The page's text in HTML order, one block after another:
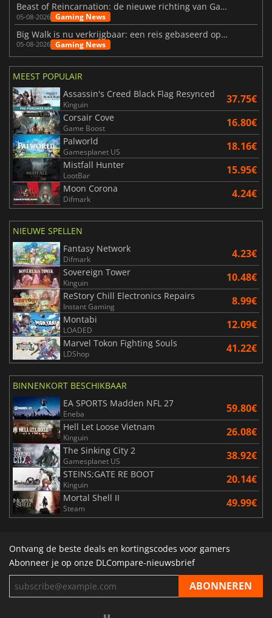
Beast of Reincarnation: de nieuwe richting van Game Freak
05-08-2026 Gaming News
Big Walk is nu verkrijgbaar: een reis gebaseerd op vriendschap
05-08-2026 Gaming News
MEEST POPULAIR
Assassin's Creed Black Flag Resynced
Kinguin 37.75€
Corsair Cove
Game Boost 16.80€
Palworld
Gamesplanet US 18.16€
Mistfall Hunter
LootBar 15.95€
Moon Corona
Difmark 4.24€
NIEUWE SPELLEN
Fantasy Network
Difmark 4.23€
Sovereign Tower
Kinguin 10.48€
ReStory Chill Electronics Repairs
Instant Gaming 8.99€
Montabi
LOADED 12.09€
Marvel Tokon Fighting Souls
LDShop 41.22€
BINNENKORT BESCHIKBAAR
EA SPORTS Madden NFL 27
Eneba 59.80€
Hell Let Loose Vietnam
Kinguin 26.08€
The Sinking City 2
Gamesplanet US 38.92€
STEINS;GATE RE BOOT
Kinguin 20.14€
Mortal Shell II
Steam 49.99€
Ontvang de beste deals en kortingscodes voor gamers
Abonneer je op onze DLCompare-nieuwsbrief